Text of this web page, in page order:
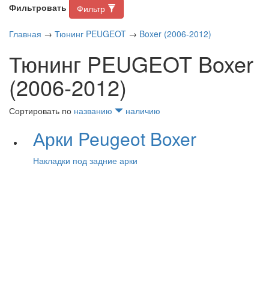
Фильтровать Фильтр
Главная → Тюнинг PEUGEOT → Boxer (2006-2012)
Тюнинг PEUGEOT Boxer
(2006-2012)
Сортировать по названию наличию
Арки Peugeot Boxer
Накладки под задние арки